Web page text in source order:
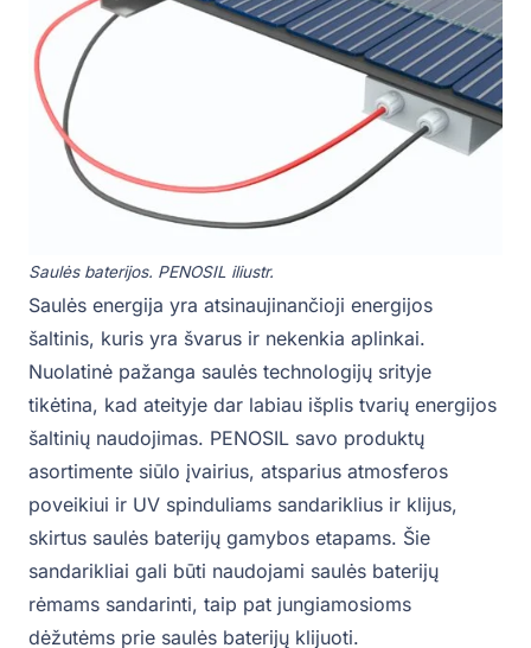
Saulės baterijos. PENOSIL iliustr.
Saulės energija yra atsinaujinančioji energijos
šaltinis, kuris yra švarus ir nekenkia aplinkai.
Nuolatinė pažanga saulės technologijų srityje
tikėtina, kad ateityje dar labiau išplis tvarių energijos
šaltinių naudojimas. PENOSIL savo produktų
asortimente siūlo įvairius, atsparius atmosferos
poveikiui ir UV spinduliams sandariklius ir klijus,
skirtus saulės baterijų gamybos etapams. Šie
sandarikliai gali būti naudojami saulės baterijų
rėmams sandarinti, taip pat jungiamosioms
dėžutėms prie saulės baterijų klijuoti.